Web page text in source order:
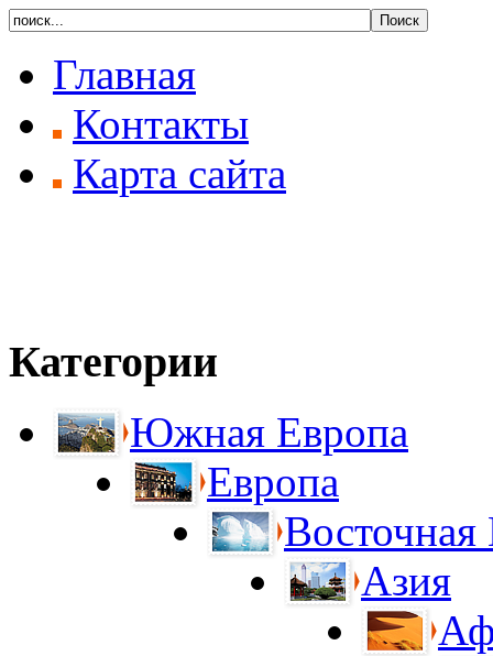
Главная
Контакты
Карта сайта
Категории
Южная Европа
Европа
Восточная
Азия